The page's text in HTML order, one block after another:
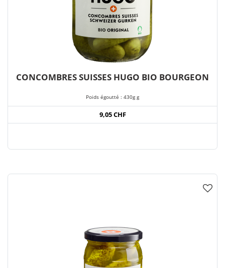
CONCOMBRES SUISSES HUGO BIO BOURGEON
Poids égoutté : 430g g
9,05 CHF